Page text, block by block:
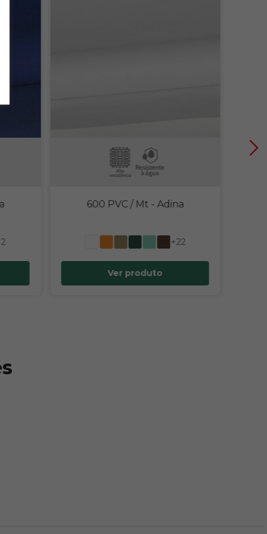
600 PVC / Mt - Adina
+22
Ver produto